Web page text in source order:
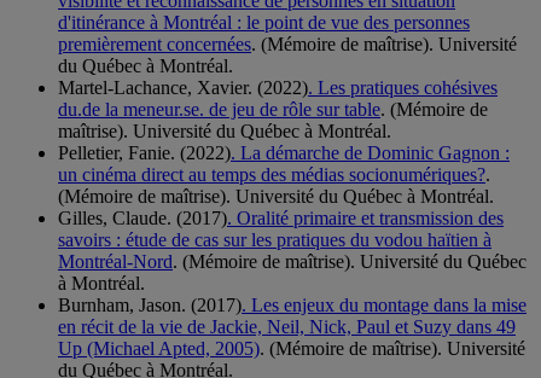
d'itinérance à Montréal : le point de vue des personnes
premièrement concernées. (Mémoire de maîtrise). Université
du Québec à Montréal.
Martel-Lachance, Xavier. (2022). Les pratiques cohésives
du.de la meneur.se. de jeu de rôle sur table. (Mémoire de
maîtrise). Université du Québec à Montréal.
Pelletier, Fanie. (2022). La démarche de Dominic Gagnon :
un cinéma direct au temps des médias socionumériques?.
(Mémoire de maîtrise). Université du Québec à Montréal.
Gilles, Claude. (2017). Oralité primaire et transmission des
savoirs : étude de cas sur les pratiques du vodou haïtien à
Montréal-Nord. (Mémoire de maîtrise). Université du Québec
à Montréal.
Burnham, Jason. (2017). Les enjeux du montage dans la mise
en récit de la vie de Jackie, Neil, Nick, Paul et Suzy dans 49
Up (Michael Apted, 2005). (Mémoire de maîtrise). Université
du Québec à Montréal.